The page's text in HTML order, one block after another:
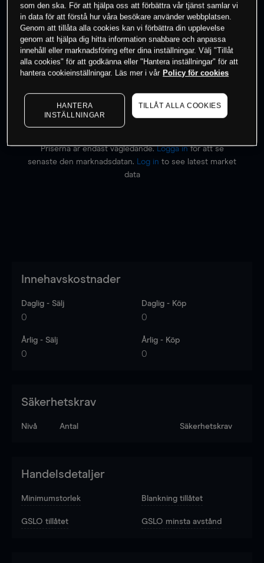
0% av kunderna har en position i detta
instrument
Börja handla
Priserna är endast vägledande.Logga inför att se
senaste den marknadsdatan.
Log in to see latest market
data
Innehavskostnader
Daglig - Sälj
0
Daglig - Köp
0
Årlig - Sälj
0
Årlig - Köp
0
Säkerhetskrav
Nivå Antal Säkerhetskrav
Handelsdetaljer
Minimumstorlek Blankning tillåtet
GSLO tillåtet GSLO minsta avstånd
som den ska. För att hjälpa oss att förbättra vår tjänst samlar vi
in data för att förstå hur våra besökare använder webbplatsen.
Genom att tillåta alla cookies kan vi förbättra din upplevelse
genom att hjälpa dig hitta information snabbare och anpassa
innehåll eller marknadsföring efter dina inställningar. Välj "Tillåt
alla cookies" för att godkänna eller "Hantera inställningar" för att
hantera cookieinställningar. Läs mer i vår Policy för cookies
HANTERA
INSTÄLLNINGAR
TILLÅT ALLA COOKIES